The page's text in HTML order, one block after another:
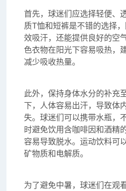
首先，球迷们应选择轻便、
质T恤和短裤是不错的选择
效吸汗，还能提供良好的空
色衣物在阳光下容易吸热，
减少吸收热量。
此外，保持身体水分的补充
下，人体容易出汗，导致体
失。球迷们可以携带水瓶，
时避免饮用含咖啡因和酒精
容易导致脱水。运动饮料可
矿物质和电解质。
为了避免中暑，球迷们在观